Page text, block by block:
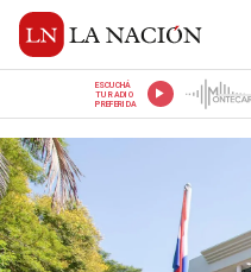
ESCUCHÁ
TU RADIO
PREFERIDA